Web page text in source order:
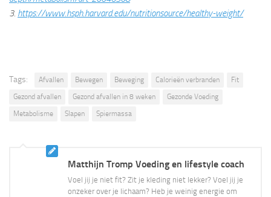
3. https://www.hsph.harvard.edu/nutritionsource/healthy-weight/
Tags: Afvallen Bewegen Beweging Calorieën verbranden
Fit
Gezond afvallen
Gezond afvallen in 8 weken
Gezonde Voeding
Metabolisme
Slapen Spiermassa
Matthijn Tromp Voeding en lifestyle coach
Voel jij je niet fit? Zit je kleding niet lekker? Voel jij je
onzeker over je lichaam? Heb je weinig energie om